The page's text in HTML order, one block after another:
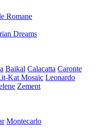
Romane
Dreams
Baikal Calacatta Caronte
Kat Mosaic Leonardo
Zement
Montecarlo